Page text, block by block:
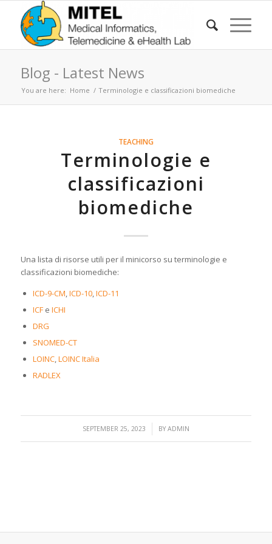
Blog - Latest News
You are here: Home / Terminologie e classificazioni biomediche
TEACHING
Terminologie e
classificazioni
biomediche
Una lista di risorse utili per il minicorso su terminologie e
classificazioni biomediche:
ICD-9-CM,ICD-10,ICD-11
ICFe ICHI
DRG
SNOMED-CT
LOINC,LOINC Italia
RADLEX
SEPTEMBER 25, 2023
/ BY ADMIN